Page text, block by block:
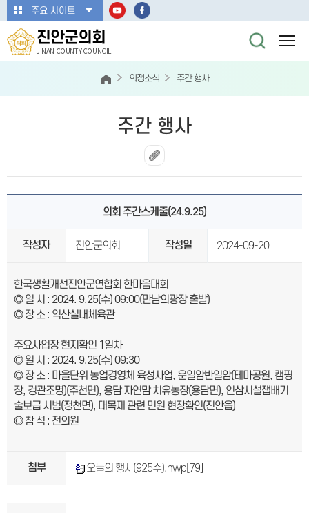
본문바로가기
주요 사이트
진안군의회
JINAN COUNTY COUNCIL
의정소식 주간 행사
주간 행사
의회 주간스케줄(24.9.25)
작성자 진안군의회 작성일 2024-09-20
한국생활개선진안군연합회 한마음대회
◎ 일 시 : 2024. 9.25(수) 09:00(만남의광장 출발)
◎ 장 소 : 익산실내체육관
주요사업장 현지확인 1일차
◎ 일 시 : 2024. 9.25(수) 09:30
◎ 장 소 : 마을단위 농업경영체 육성사업, 운일암반일암(테마공원, 캠핑
장, 경관조명)(주천면), 용담 자연맘 치유농장(용담면), 인삼시설잽배기
술보급 시범(정천면), 대목재 관련 민원 현장확인(진안읍)
◎ 참 석 : 전의원
첨부 오늘의 행사(925수).hwp [79]